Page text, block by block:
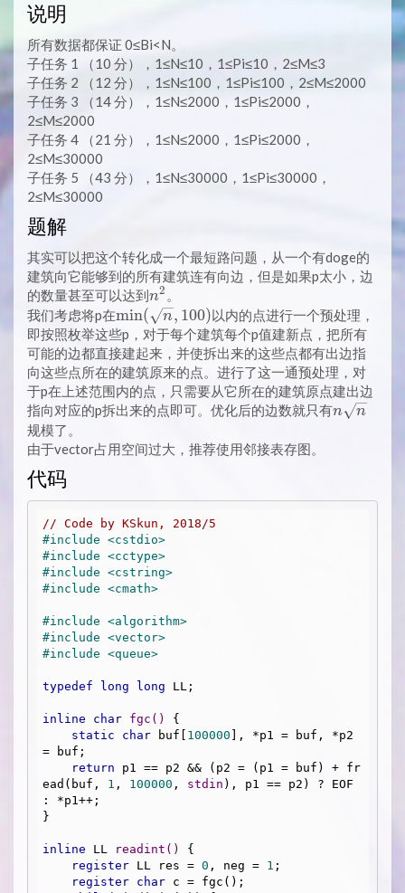
说明
所有数据都保证 0≤Bi<N。
子任务 1 （10 分），1≤N≤10，1≤Pi≤10，2≤M≤3
子任务 2 （12 分），1≤N≤100，1≤Pi≤100，2≤M≤2000
子任务 3 （14 分），1≤N≤2000，1≤Pi≤2000，
2≤M≤2000
子任务 4 （21 分），1≤N≤2000，1≤Pi≤2000，
2≤M≤30000
子任务 5 （43 分），1≤N≤30000，1≤Pi≤30000，
2≤M≤30000
题解
其实可以把这个转化成一个最短路问题，从一个有doge的
建筑向它能够到的所有建筑连有向边，但是如果p太小，边
的数量甚至可以达到n^2
n2 。
我们考虑将p在\min(\sqrt{n},
100)
min( n, 100)以内的点进行一个预处理，
即按照枚举这些p，对于每个建筑每个p值建新点，把所有
可能的边都直接建起来，并使拆出来的这些点都有出边指
向这些点所在的建筑原来的点。进行了这一通预处理，对
于p在上述范围内的点，只需要从它所在的建筑原点建出边
指向对应的p拆出来的点即可。优化后的边数就只有n
n n
规模了。
由于vector占用空间过大，推荐使用邻接表存图。
代码
// Code by KSkun, 2018/5
#include <cstdio>
#include <cctype>
#include <cstring>
#include <cmath>
#include <algorithm>
#include <vector>
#include <queue>
typedef long long LL;
inline char fgc ()
{
static
char buf[ 100000 ], *p1 = buf, *p2
= buf;
return p1 == p2 && (p2 = (p1 = buf) + fr
ead(buf, 1 , 100000 , stdin ), p1 == p2) ? EOF
: *p1++;
}
inline LL readint ()
{
register LL res = 0 , neg = 1 ;
register char c = fgc();